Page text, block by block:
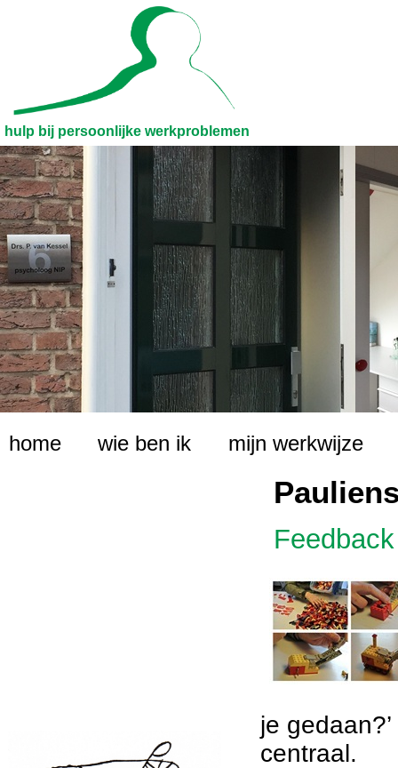
hulp bij persoonlijke werkproblemen
home wie ben ik mijn werkwijze
je
centraal.